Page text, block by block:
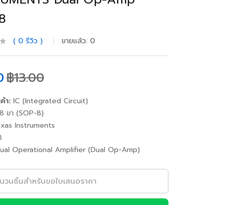
0 รีวิว ขายแล้ว: 0
฿13.00
า:IC (Integrated Circuit)
ขา (SOP-8)
Instruments
Operational Amplifier (Dual Op-Amp)